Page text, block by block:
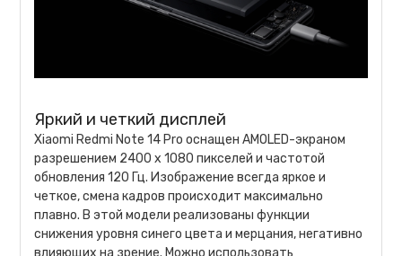
Яркий и четкий дисплей
Xiaomi Redmi Note 14 Pro оснащен AMOLED-экраном
разрешением 2400 х 1080 пикселей и частотой
обновления 120 Гц. Изображение всегда яркое и
четкое, смена кадров происходит максимально
плавно. В этой модели реализованы функции
снижения уровня синего цвета и мерцания, негативно